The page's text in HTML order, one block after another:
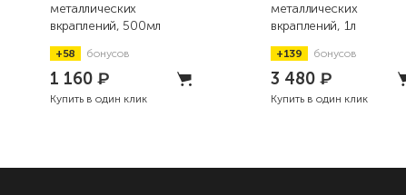
металлических
вкраплений, 500мл
+58 бонусов
1 160 ₽
Купить в один клик
металлических
вкраплений, 1л
+139 бонусов
3 480 ₽
Купить в один клик